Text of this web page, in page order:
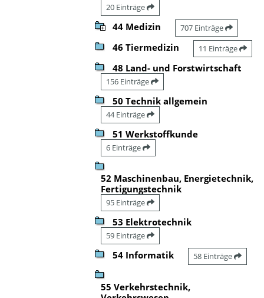
20 Einträge
44 Medizin 707 Einträge
46 Tiermedizin 11 Einträge
48 Land- und Forstwirtschaft
156 Einträge
50 Technik allgemein
44 Einträge
51 Werkstoffkunde
6 Einträge
52 Maschinenbau, Energietechnik,
Fertigungstechnik
95 Einträge
53 Elektrotechnik
59 Einträge
54 Informatik 58 Einträge
55 Verkehrstechnik,